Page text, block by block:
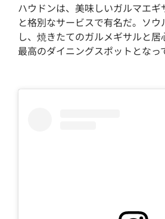
ハウドンは、美味しいガルマエギ
と格別なサービスで有名だ。ソ
し、焼きたてのガルメギサルと
最高のダイニングスポットとなっ